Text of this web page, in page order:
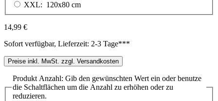
XXL: 120x80 cm
14,99 €
Sofort verfügbar, Lieferzeit: 2-3 Tage***
Preise inkl. MwSt. zzgl. Versandkosten
Produkt Anzahl: Gib den gewünschten Wert ein oder benutze
die Schaltflächen um die Anzahl zu erhöhen oder zu
reduzieren.